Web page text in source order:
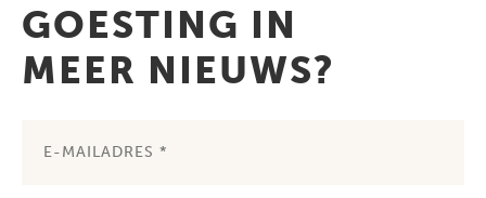
GOESTING IN
MEER NIEUWS?